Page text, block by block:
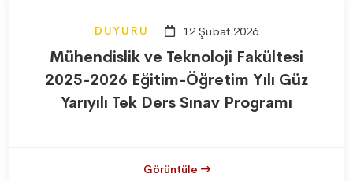
DUYURU 12 Şubat 2026
Mühendislik ve Teknoloji Fakültesi
2025-2026 Eğitim-Öğretim Yılı Güz
Yarıyılı Tek Ders Sınav Programı
Görüntüle